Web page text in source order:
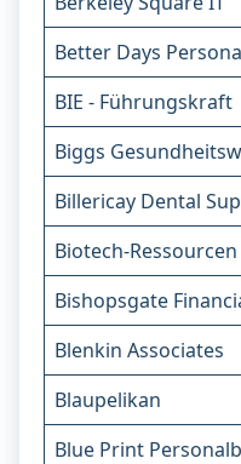
Better Days
BIE - Führungskraft
Biggs
Billericay Dental
Biotech-Ressourcen
Bishopsgate
Blenkin Associates
Blaupelikan
Blue Print